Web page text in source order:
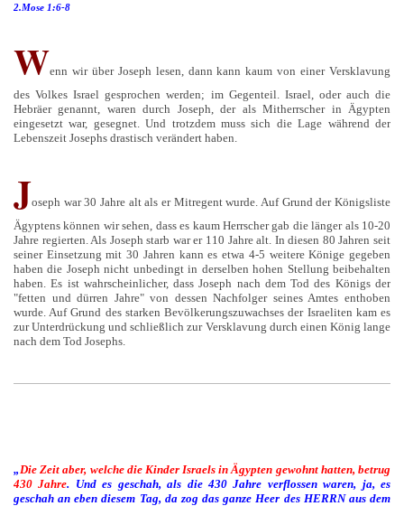
2.Mose 1:6-8
Wenn wir über Joseph lesen, dann kann kaum von einer Versklavung
des Volkes Israel gesprochen werden; im Gegenteil. Israel, oder auch die
Hebräer genannt, waren durch Joseph, der als Mitherrscher in Ägypten
eingesetzt war, gesegnet. Und trotzdem muss sich die Lage während der
Lebenszeit Josephs drastisch verändert haben.
Joseph war 30 Jahre alt als er Mitregent wurde. Auf Grund der Königsliste
Ägyptens können wir sehen, dass es kaum Herrscher gab die länger als 10-20
Jahre regierten. Als Joseph starb war er 110 Jahre alt. In diesen 80 Jahren seit
seiner Einsetzung mit 30 Jahren kann es etwa 4-5 weitere Könige gegeben
haben die Joseph nicht unbedingt in derselben hohen Stellung beibehalten
haben. Es ist wahrscheinlicher, dass Joseph nach dem Tod des Königs der
"fetten und dürren Jahre" von dessen Nachfolger seines Amtes enthoben
wurde. Auf Grund des starken Bevölkerungszuwachses der Israeliten kam es
zur Unterdrückung und schließlich zur Versklavung durch einen König lange
nach dem Tod Josephs.
„ Die Zeit aber, welche die Kinder Israels in Ägypten gewohnt hatten, betrug
430 Jahre. Und es geschah, als die 430 Jahre verflossen waren, ja, es
geschah an eben diesem Tag, da zog das ganze Heer des HERRN aus dem